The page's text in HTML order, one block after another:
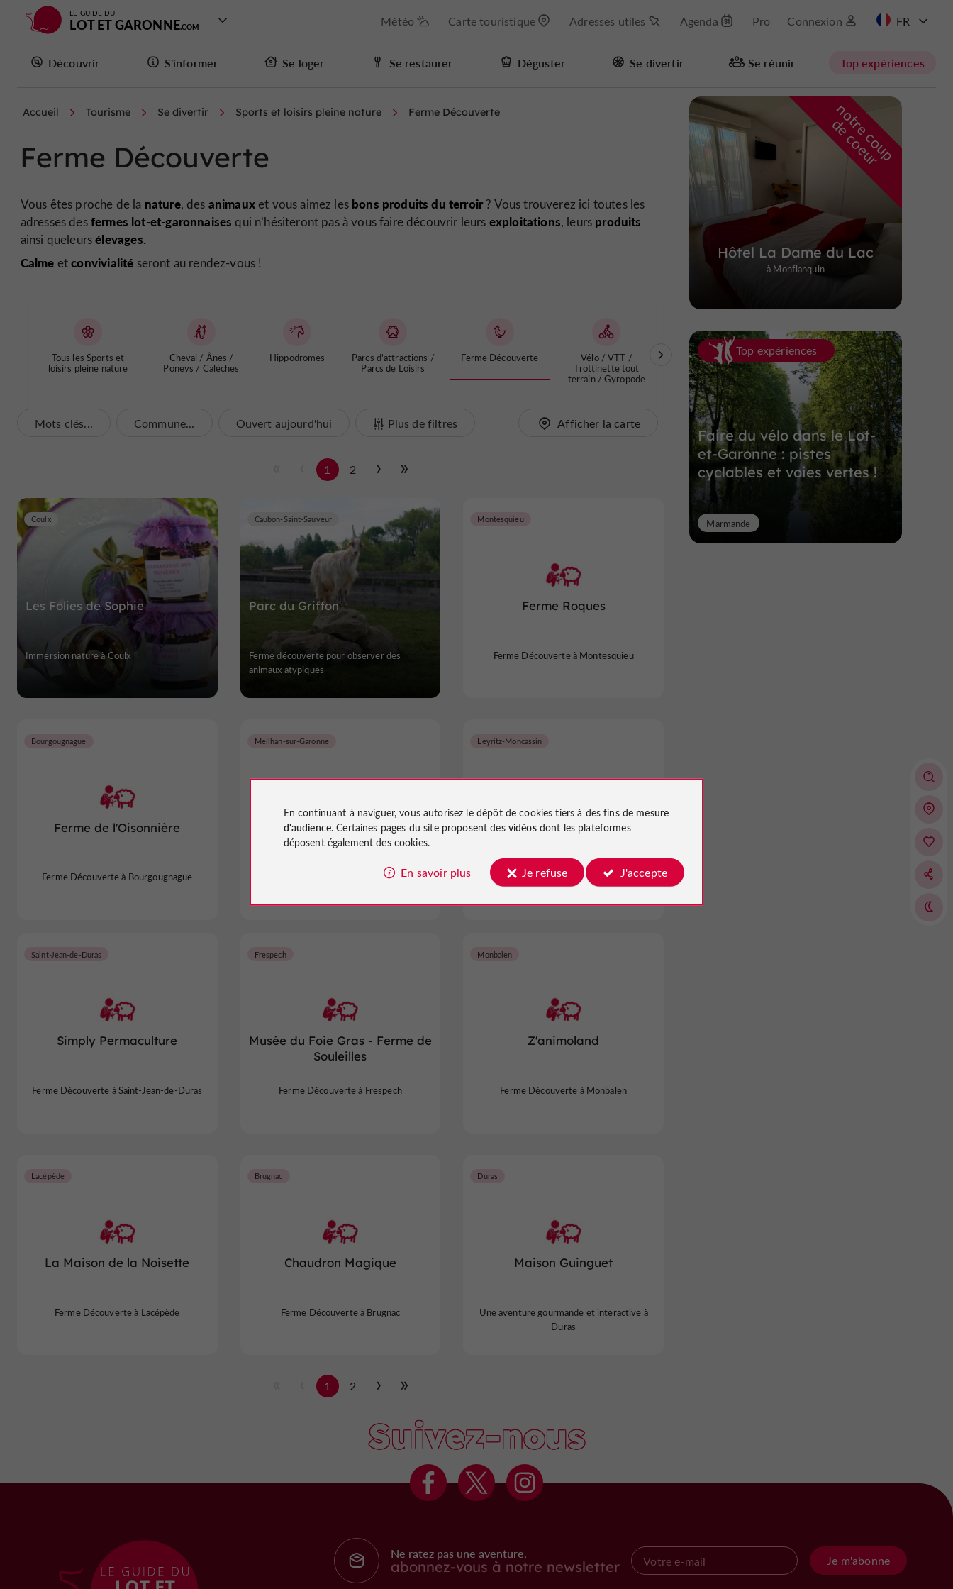
LE GUIDE DU
LOT ET GARONNE Météo Carte touristique Adresses utiles Agenda Pro Connexion
Découvrir S'informer Se loger Se restaurer Déguster Se divertir Se réunir Top expériences
Masquer la carte
Accueil Tourisme Se divertir Sports et loisirs pleine nature Ferme Découverte
Ferme Découverte
Vous êtes proche de la nature, des animauxet vous aimez les bons produits du terroir? Vous trouverez ici toutes les
adresses desfermes lot-et-garonnaises qui n’hésiteront pas à vous faire découvrir leurs exploitations, leurs produits
ainsi queleursélevages.
Calme etconvivialité seront au rendez-vous !
Tous les Sports et
loisirs pleine nature
Cheval / Ânes /
Poneys / Calèches
Hippodromes
Parcs d'attractions /
Parcs de Loisirs
Ferme Découverte
Vélo / VTT /
Trottinette tout
terrain / Gyropode
Randonnées et
Découvertes /
Balades dans les
Vignes
Parcours d'aventure
en forêt
Karting
Mots clés... Commune... Ouvert aujourd'hui Plus de filtres Afficher la carte
1 2
Les Folies de Sophie
Coulx
Immersion nature à Coulx
Parc du Griffon
Caubon-Saint-Sauveur
Ferme découverte pour observer des
animaux atypiques
Ferme Roques
Montesquieu
Ferme Découverte à Montesquieu
Ferme de l'Oisonnière
Bourgougnague
Ferme Découverte à Bourgougnague
Les Ruchers du Pigeonnier
Meilhan-sur-Garonne
Ferme Découverte à Meilhan-sur-Garonne
Château Moncassin
Leyritz-Moncassin
Ferme Découverte à Leyritz-Moncassin
Simply Permaculture
Saint-Jean-de-Duras
Ferme Découverte à Saint-Jean-de-Duras
Musée du Foie Gras - Ferme de
Souleilles
Frespech
Ferme Découverte à Frespech
Z'animoland
Monbalen
Ferme Découverte à Monbalen
La Maison de la Noisette
Lacépède
Ferme Découverte à Lacépède
Chaudron Magique
Brugnac
Ferme Découverte à Brugnac
Maison Guinguet
Duras
Une aventure gourmande et interactive à
Duras
1 2
n
o
t
r
e
c
o
u
p
d
e
c
o
e
u
r
Hôtel La Dame du Lac
à Monflanquin
Top expériences
Faire du vélo dans le Lot-
et-Garonne : pistes
cyclables et voies vertes !
Marmande
Suivez-nous
Ne ratez pas une aventure,
abonnez-vous à notre newsletter Je m'abonne
En continuant à naviguer, vous autorisez le dépôt de cookies tiers à des fins de mesure
d'audience. Certaines pages du site proposent des vidéosdont les plateformes
déposent également des cookies.
En savoir plus Je refuse J'accepte